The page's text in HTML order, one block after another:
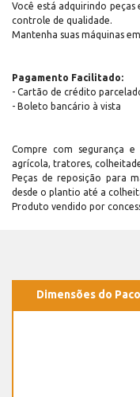
Você está adquirindo
controle de qualidade.
Mantenha suas máquinas
Pagamento Facilitado:
- Cartão de crédito
- Boleto bancário à vista
Compre com segurança
agrícola, tratores,
Peças de reposição para
desde o plantio até a
Produto vendido por
Dimensões do